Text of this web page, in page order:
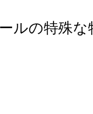
ルの特殊